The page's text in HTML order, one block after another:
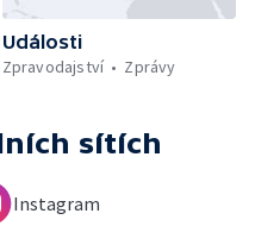
Události
Zpravodajství
Zprávy
sítích
Instagram